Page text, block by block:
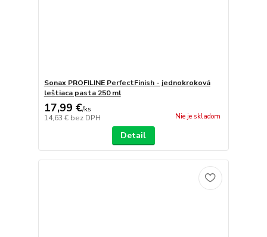
Sonax PROFILINE PerfectFinish - jednokroková
leštiaca pasta 250 ml
17,99 €/ks
14,63 € bez DPH Nie je skladom
Detail